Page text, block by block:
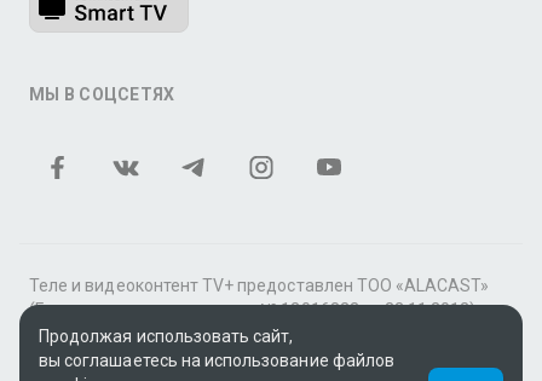
МЫ В СОЦСЕТЯХ
Теле и видеоконтент TV+ предоставлен ТОО «ALACAST»
(Государственная лицензия № 12016823 от 22.11.2012).
В рамках услуги «Видео по подписке» для «Пакета
фильмов и сериалов tv+» контент предоставляется
Продолжая использовать сайт,
вы соглашаетесь на использование файлов